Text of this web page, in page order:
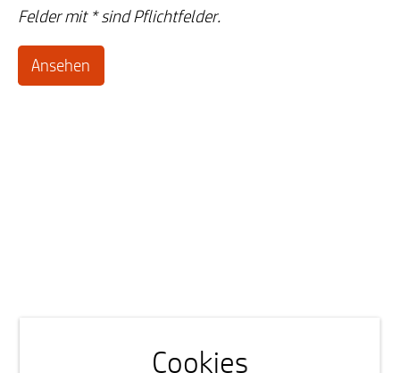
Felder mit * sind Pflichtfelder.
Cookies